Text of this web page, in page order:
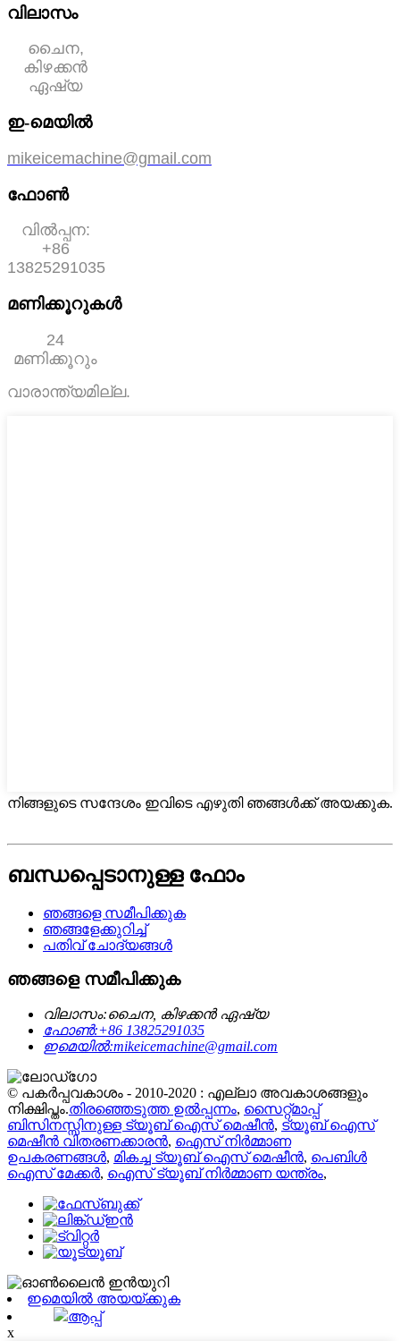
വിലാസം
ചൈന,
കിഴക്കൻ
ഏഷ്യ
ഇ-മെയിൽ
mikeicemachine@gmail.com
ഫോൺ
വിൽപ്പന:
+86
13825291035
മണിക്കൂറുകൾ
24
മണിക്കൂറും
വാരാന്ത്യമില്ല.
നിങ്ങളുടെ സന്ദേശം ഇവിടെ എഴുതി ഞങ്ങൾക്ക് അയക്കുക.
ബന്ധപ്പെടാനുള്ള ഫോം
ഞങ്ങളെ സമീപിക്കുക
ഞങ്ങളേക്കുറിച്ച്
പതിവ് ചോദ്യങ്ങൾ
ഞങ്ങളെ സമീപിക്കുക
വിലാസം:ചൈന, കിഴക്കൻ ഏഷ്യ
ഫോൺ:+86 13825291035
ഇമെയിൽ:mikeicemachine@gmail.com
© പകർപ്പവകാശം - 2010-2020 : എല്ലാ അവകാശങ്ങളും
നിക്ഷിപ്തം.തിരഞ്ഞെടുത്ത ഉൽപ്പന്നം, സൈറ്റ്മാപ്പ്
ബിസിനസ്സിനുള്ള ട്യൂബ് ഐസ് മെഷീൻ, ട്യൂബ് ഐസ്
മെഷീൻ വിതരണക്കാരൻ, ഐസ് നിർമ്മാണ
ഉപകരണങ്ങൾ, മികച്ച ട്യൂബ് ഐസ് മെഷീൻ, പെബിൾ
ഐസ് മേക്കർ, ഐസ് ട്യൂബ് നിർമ്മാണ യന്ത്രം,
ഇമെയിൽ അയയ്ക്കുക
ആപ്പ്
x